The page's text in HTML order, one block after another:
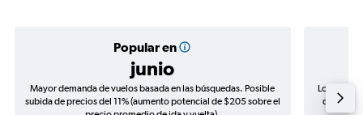
Popular en
junio
Mayor demanda de vuelos basada en las búsquedas. Posible
subida de precios del 11% (aumento potencial de $205 sobre el
Los
de